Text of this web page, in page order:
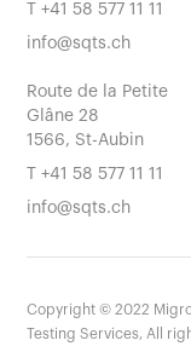
T+41 58 577 11 11
info@sqts.ch
Route de la Petite
Glâne 28
1566, St-Aubin
T+41 58 577 11 11
info@sqts.ch
Copyright ©2022
Testing Services, All